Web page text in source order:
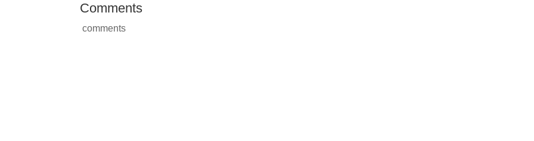
Comments
comments